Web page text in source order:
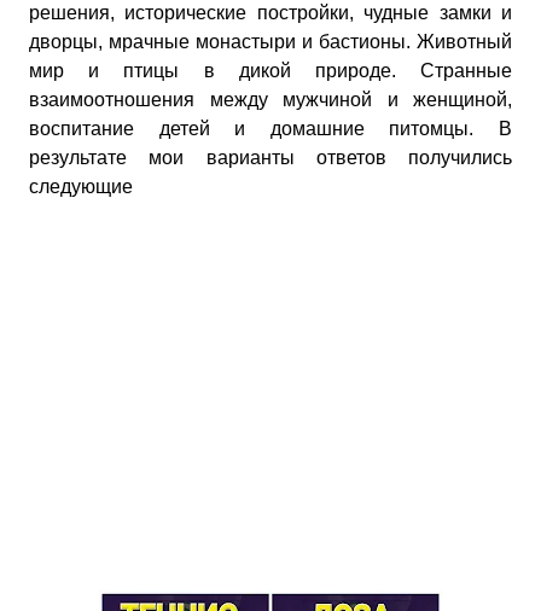
решения, исторические постройки, чудные замки и
дворцы, мрачные монастыри и бастионы. Животный
мир и птицы в дикой природе. Странные
взаимоотношения между мужчиной и женщиной,
воспитание детей и домашние питомцы. В
результате мои варианты ответов получились
следующие